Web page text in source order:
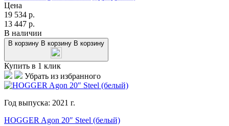
Цена
19 534 р.
13 447 р.
В наличии
В корзину В корзину В корзину
Купить в 1 клик
Убрать из избранного
Год выпуска: 2021 г.
HOGGER Agon 20″ Steel (белый)